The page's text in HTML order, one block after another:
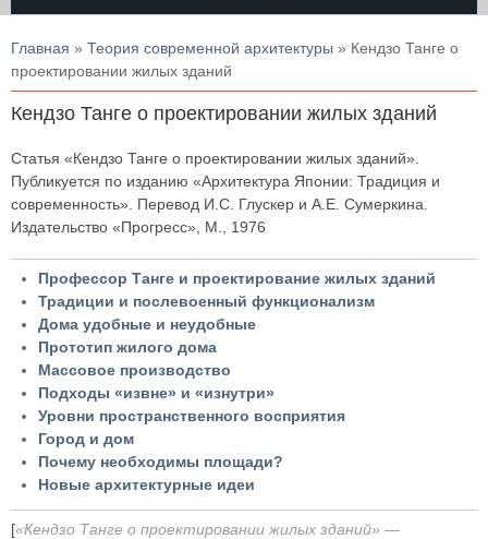
Вы здесь
Главная » Теория современной архитектуры » Кендзо Танге о
проектировании жилых зданий
Кендзо Танге о проектировании жилых зданий
Статья «Кендзо Танге о проектировании жилых зданий».
Публикуется по изданию «Архитектура Японии: Традиция и
современность». Перевод И.С. Глускер и А.Е. Сумеркина.
Издательство «Прогресс», М., 1976
Профессор Танге и проектирование жилых зданий
Традиции и послевоенный функционализм
Дома удобные и неудобные
Прототип жилого дома
Массовое производство
Подходы «извне» и «изнутри»
Уровни пространственного восприятия
Город и дом
Почему необходимы площади?
Новые архитектурные идеи
[«Кендзо Танге о проектировании жилых зданий» —